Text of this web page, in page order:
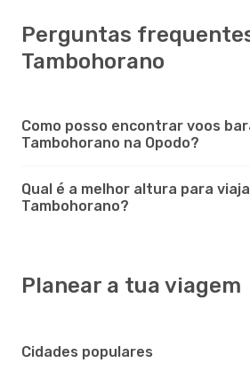
Perguntas
Tambohorano
Como posso encontrar voos
Tambohorano na Opodo?
Qual é a melhor altura para
Tambohorano?
Planear a tua viagem
Cidades populares